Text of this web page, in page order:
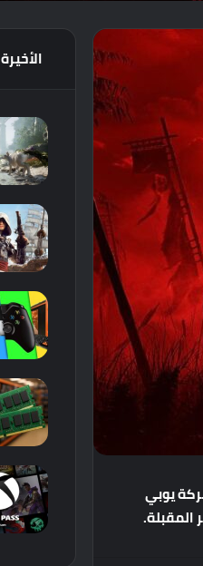
يوبي
المقبلة.
الأخيرة